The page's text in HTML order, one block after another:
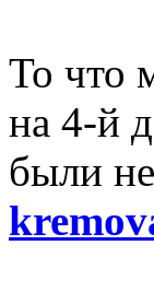
То что
на 4-й
были